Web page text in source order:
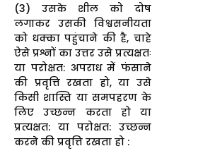
(3) उसके शील को दोष
लगाकर उसकी विश्वसनीयता
को धक्का पहुंचाने की है, चाहे
ऐसे प्रश्नों का उत्तर उसे प्रत्यक्षतः
या परोक्षत: अपराध में फंसाने
की प्रवृत्ति रखता हो, या उसे
किसी शास्ति या समपहरण के
लिए उच्छन्न करता हो या
प्रत्यक्षत: या परोक्षत: उच्छन्न
करने की प्रवृत्ति रखता हो :